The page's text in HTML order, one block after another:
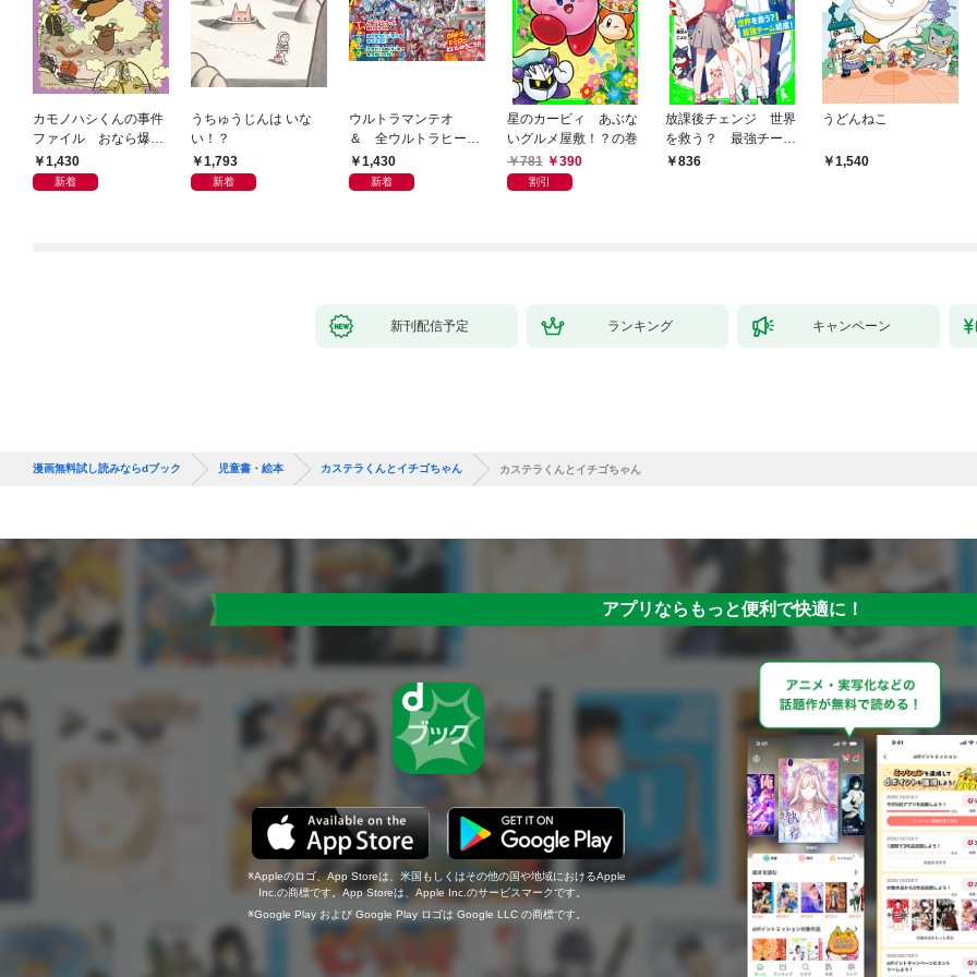
カモノハシくんの事件
ファイル おなら爆
弾！ 危機イッパツ編
1,430
新着
うちゅうじんは いな
い！？
1,793
新着
ウルトラマンテオ
＆ 全ウルトラヒーロ
ー大集合 あそべるず
かん
1,430
新着
星のカービィ あぶな
いグルメ屋敷！？の巻
781
390
割引
放課後チェンジ 世界
を救う？ 最強チーム
結成！
836
うどんねこ
1,540
新刊配信予定 ランキング キャンペーン
漫画無料試し読みならdブック 児童書・絵本 カステラくんとイチゴちゃん カステラくんとイチゴちゃん
アプリならもっと便利で快適に！
Appleのロゴ、App Storeは、米国もしくはその他の国や地域におけるApple
Inc.の商標です。App Storeは、Apple Inc.のサービスマークです。
Google Play および Google Play ロゴは Google LLC の商標です。